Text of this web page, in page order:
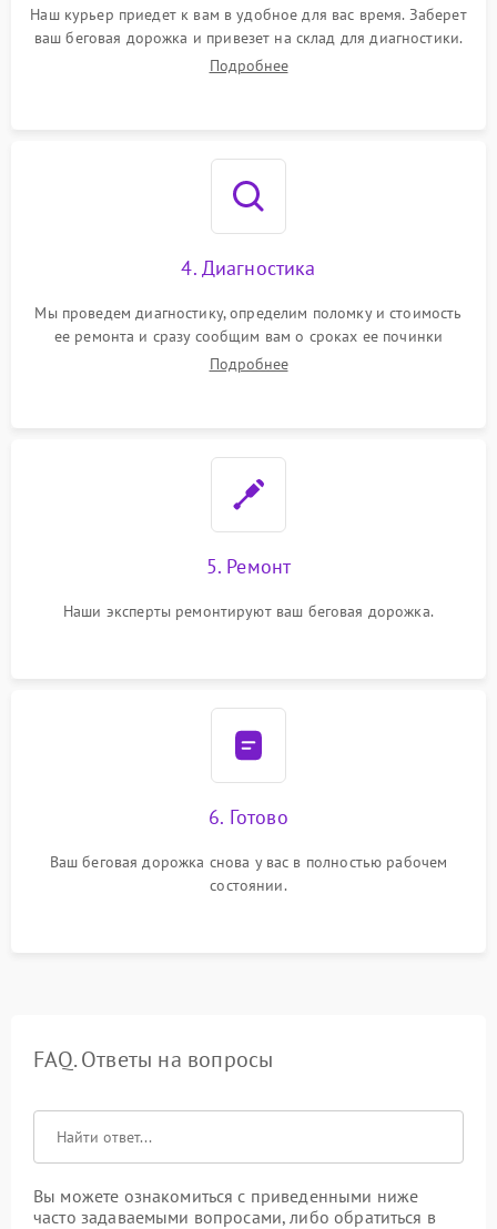
Наш курьер приедет к вам в удобное для вас время. Заберет
ваш беговая дорожка и привезет на склад для диагностики.
Подробнее
4. Диагностика
Мы проведем диагностику, определим поломку и стоимость
ее ремонта и сразу сообщим вам о сроках ее починки
Подробнее
5. Ремонт
Наши эксперты ремонтируют ваш беговая дорожка.
6. Готово
Ваш беговая дорожка снова у вас в полностью рабочем
состоянии.
FAQ. Ответы на вопросы
Вы можете ознакомиться с приведенными ниже
часто задаваемыми вопросами, либо обратиться в